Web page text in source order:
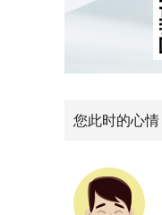
您此时的心情